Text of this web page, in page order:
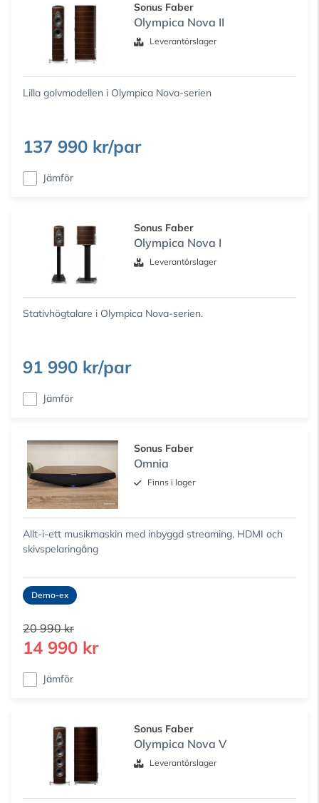
Sonus Faber
Olympica Nova II
Leverantörslager
Lilla golvmodellen i Olympica Nova-serien
137 990 kr/par
Jämför
Sonus Faber
Olympica Nova I
Leverantörslager
Stativhögtalare i Olympica Nova-serien.
91 990 kr/par
Jämför
Sonus Faber
Omnia
Finns i lager
Allt-i-ett musikmaskin med inbyggd streaming, HDMI och
skivspelaringång
Demo-ex
20 990 kr
14 990 kr
Jämför
Sonus Faber
Olympica Nova V
Leverantörslager